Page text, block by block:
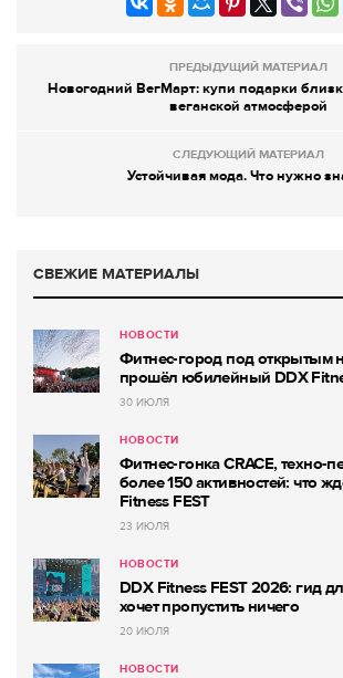
ПРЕДЫДУЩИЙ МАТЕРИАЛ
Новогодний ВегМарт: купи подарки
веганской атмосферой
СЛЕДУЮЩИЙ МАТЕРИАЛ
Устойчивая мода. Что нужно
СВЕЖИЕ МАТЕРИАЛЫ
НОВОСТИ
Фитнес-город под открытым
прошёл юбилейный DDX
30 ИЮЛЯ
НОВОСТИ
Фитнес-гонка CRACE, техно-
более 150 активностей: что
Fitness FEST
23 ИЮЛЯ
НОВОСТИ
DDX Fitness FEST 2026: гид
хочет пропустить ничего
20 ИЮЛЯ
НОВОСТИ